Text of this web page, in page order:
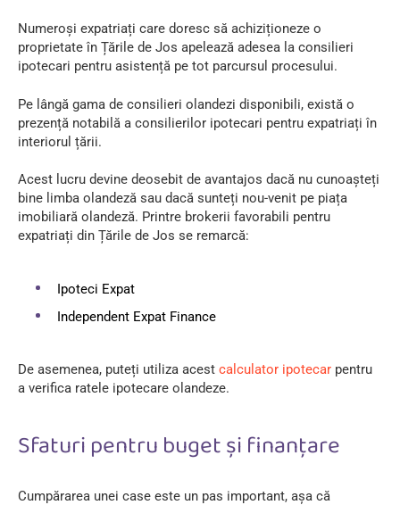
Numeroși expatriați care doresc să achiziționeze o
proprietate în Țările de Jos apelează adesea la consilieri
ipotecari pentru asistență pe tot parcursul procesului.
Pe lângă gama de consilieri olandezi disponibili, există o
prezență notabilă a consilierilor ipotecari pentru expatriați în
interiorul țării.
Acest lucru devine deosebit de avantajos dacă nu cunoașteți
bine limba olandeză sau dacă sunteți nou-venit pe piața
imobiliară olandeză. Printre brokerii favorabili pentru
expatriați din Țările de Jos se remarcă:
Ipoteci Expat
Independent Expat Finance
De asemenea, puteți utiliza acest calculator ipotecar pentru
a verifica ratele ipotecare olandeze.
Sfaturi pentru buget și finanțare
Cumpărarea unei case este un pas important, așa că